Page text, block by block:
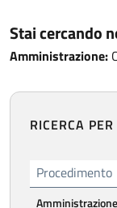
Stai cercando
Amministrazione:
RICERCA
Procedimento
Amministrazione